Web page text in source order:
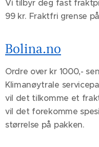
Vi tilbyr deg fast
99 kr. Fraktfri grense
Bolina.no
Ordre over kr 1000,-
Klimanøytrale
vil det tilkomme et
vil det forekomme
størrelse på pakken.